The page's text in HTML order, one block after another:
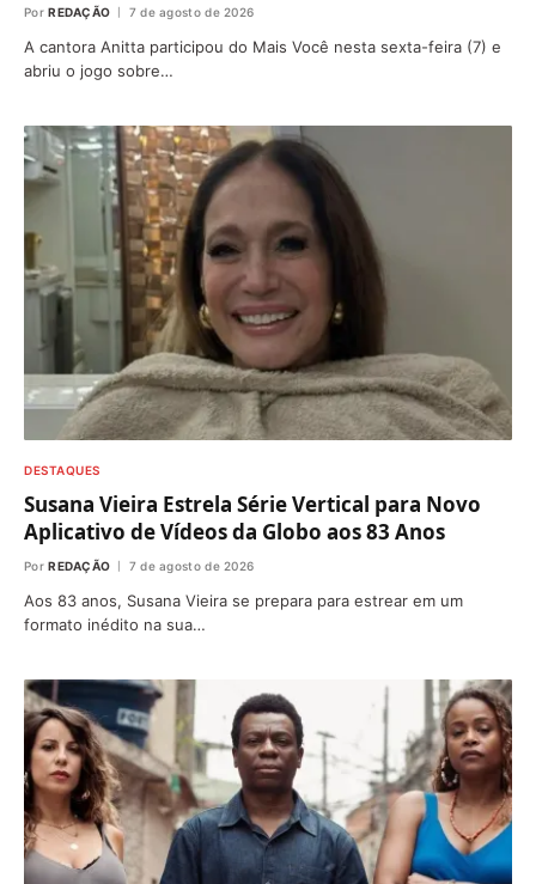
Por REDAÇÃO 7 de agosto de 2026
A cantora Anitta participou do Mais Você nesta sexta-feira (7) e
abriu o jogo sobre…
DESTAQUES
Susana Vieira Estrela Série Vertical para Novo
Aplicativo de Vídeos da Globo aos 83 Anos
Por REDAÇÃO 7 de agosto de 2026
Aos 83 anos, Susana Vieira se prepara para estrear em um
formato inédito na sua…